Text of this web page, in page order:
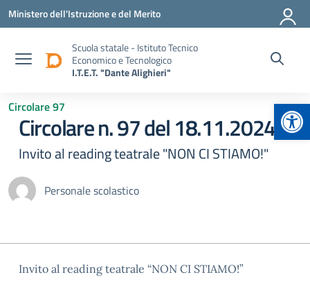
Vai ai contenuti
Vai al menu di navigazione
Vai al footer
Ministero dell'Istruzione e del Merito
Scuola statale - Istituto Tecnico
Economico e Tecnologico
I.T.E.T. "Dante Alighieri"
Circolare 97
Circolare n. 97 del 18.11.2024
Invito al reading teatrale "NON CI STIAMO!"
Personale scolastico
Invito al reading teatrale “NON CI STIAMO!”